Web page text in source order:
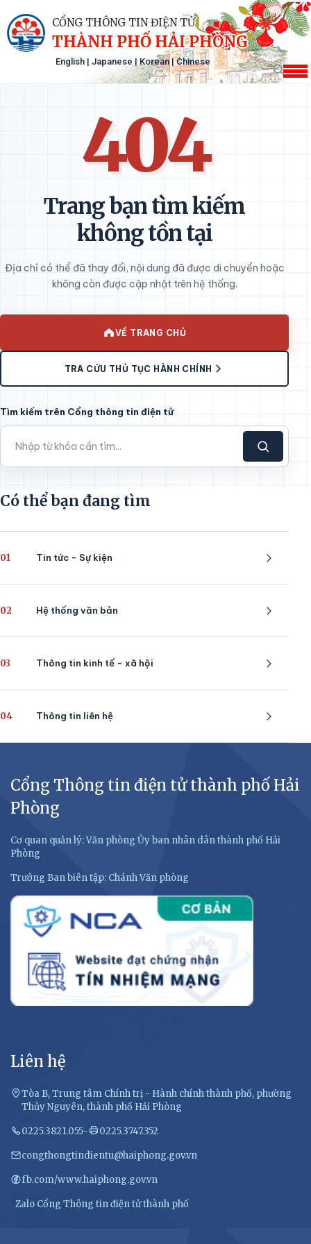
CỔNG THÔNG TIN ĐIỆN TỬ
THÀNH PHỐ HẢI PHÒNG
English | Japanese | Korean|Chinese
404
Trang bạn tìm kiếm
không tồn tại
Địa chỉ có thể đã thay đổi, nội dung đã được di chuyển hoặc
không còn được cập nhật trên hệ thống.
VỀ TRANG CHỦ
TRA CỨU THỦ TỤC HÀNH CHÍNH
Tìm kiếm trên Cổng thông tin điện tử
Có thể bạn đang tìm
01 Tin tức - Sự kiện
02 Hệ thống văn bản
03 Thông tin kinh tế - xã hội
04 Thông tin liên hệ
Cổng Thông tin điện tử thành phố Hải
Phòng
Cơ quan quản lý: Văn phòng Ủy ban nhân dân thành phố Hải
Phòng
Trưởng Ban biên tập: Chánh Văn phòng
Liên hệ
Tòa B, Trung tâm Chính trị - Hành chính thành phố, phường
Thủy Nguyên, thành phố Hải Phòng
0225.3821.055- 0225.3747.352
congthongtindientu@haiphong.gov.vn
fb.com/www.haiphong.gov.vn
Zalo Cổng Thông tin điện tử thành phố